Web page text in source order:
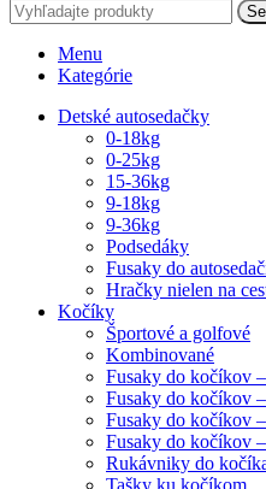
Menu
Kategórie
Detské autosedačky
0-18kg
0-25kg
15-36kg
9-18kg
9-36kg
Podsedáky
Fusaky do
Hračky nielen na
Kočíky
Športové a golfové
Kombinované
Fusaky do kočíkov
Fusaky do kočíkov
Fusaky do kočíkov
Fusaky do kočíkov
Rukávniky do
Tašky ku kočíkom